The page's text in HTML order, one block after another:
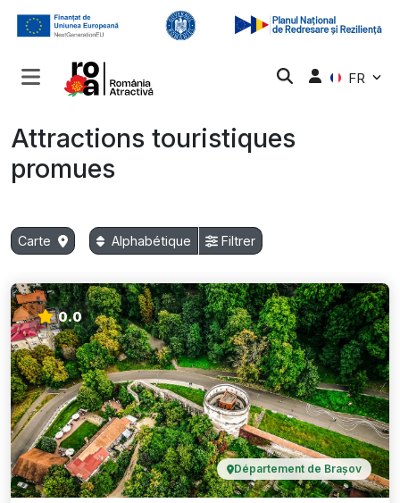
FR
Attractions touristiques
promues
Carte Alphabétique Filtrer
0.0
Département de Brașov